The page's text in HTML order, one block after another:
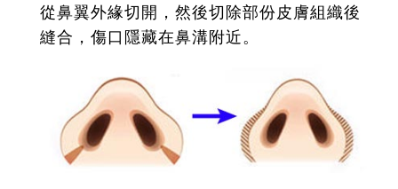
從鼻翼外緣切開，然後切除部份皮膚組織後
縫合，傷口隱藏在鼻溝附近。